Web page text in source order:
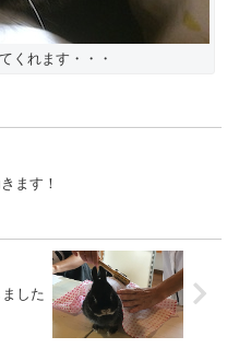
くれます・・・
ます！
した